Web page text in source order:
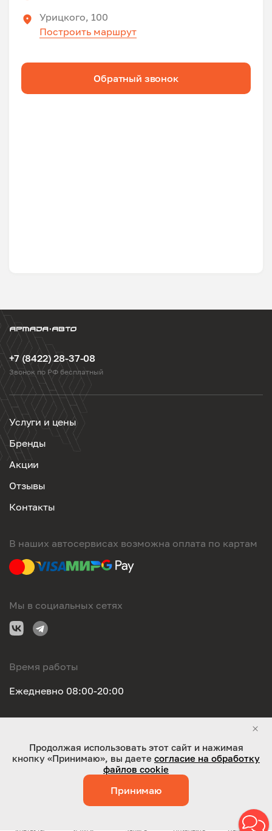
Урицкого, 100
Построить маршрут
Обратный звонок
+7 (8422) 28-37-08
Звонок по РФ бесплатный
Услуги и цены
Бренды
Акции
Отзывы
Контакты
В наших автосервисах возможна оплата по картам
Мы в социальных сетях
Время работы
Ежедневно 08:00-20:00
ООО "Оригинал-сервис". Все права защищены 2026
Работает на технологиях:Jaky
Продолжая использовать этот сайт и нажимая
кнопку «Принимаю», вы даете согласие на обработку
файлов cookie
Принимаю